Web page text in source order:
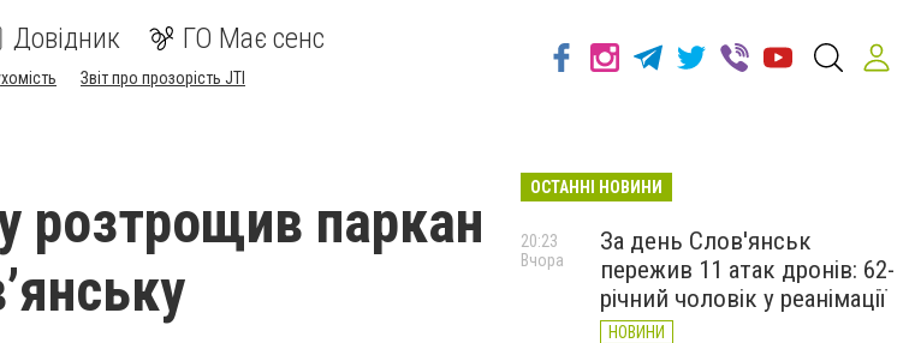
Довідник ГО Має сенс
Звіт про прозорість JTI
розтрощив паркан
ОСТАННІ НОВИНИ
За день Слов'янськ
пережив 11 атак дронів: 62-
річний чоловік у реанімації
НОВИНИ
20:23
Вчора